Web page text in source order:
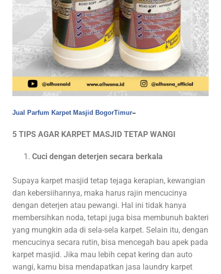
Jual Parfum Karpet Masjid BogorTimur–
5 TIPS AGAR KARPET MASJID TETAP WANGI
Cuci dengan deterjen secara berkala
Supaya karpet masjid tetap tejaga kerapian, kewangian
dan kebersiihannya, maka harus rajin mencucinya
dengan deterjen atau pewangi. Hal ini tidak hanya
membersihkan noda, tetapi juga bisa membunuh bakteri
yang mungkin ada di sela-sela karpet. Selain itu, dengan
mencucinya secara rutin, bisa mencegah bau apek pada
karpet masjid. Jika mau lebih cepat kering dan auto
wangi, kamu bisa mendapatkan jasa laundry karpet